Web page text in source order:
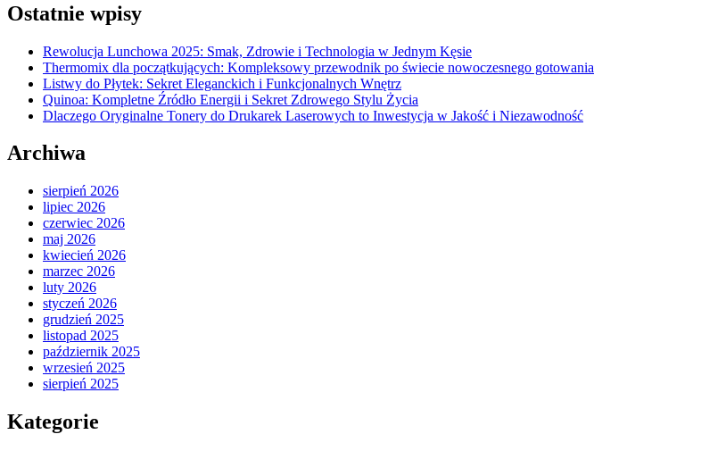
Ostatnie wpisy
Rewolucja Lunchowa 2025: Smak, Zdrowie i Technologia w Jednym Kęsie
Thermomix dla początkujących: Kompleksowy przewodnik po świecie nowoczesnego gotowania
Listwy do Płytek: Sekret Eleganckich i Funkcjonalnych Wnętrz
Quinoa: Kompletne Źródło Energii i Sekret Zdrowego Stylu Życia
Dlaczego Oryginalne Tonery do Drukarek Laserowych to Inwestycja w Jakość i Niezawodność
Archiwa
sierpień 2026
lipiec 2026
czerwiec 2026
maj 2026
kwiecień 2026
marzec 2026
luty 2026
styczeń 2026
grudzień 2025
listopad 2025
październik 2025
wrzesień 2025
sierpień 2025
Kategorie